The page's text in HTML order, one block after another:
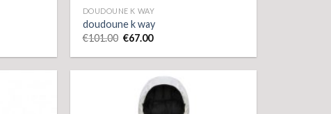
DOUDOUNE K WAY
doudoune k way
€101.00 €67.00